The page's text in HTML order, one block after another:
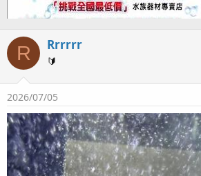
R Rrrrrr
🔰
2026/07/05